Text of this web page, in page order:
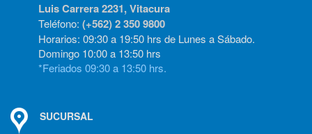
Luis Carrera 2231, Vitacura
Teléfono: (+562) 2 350 9800
Horarios: 09:30 a 19:50 hrs de Lunes a Sábado.
Domingo 10:00 a 13:50 hrs
*Feriados 09:30 a 13:50 hrs.
SUCURSAL